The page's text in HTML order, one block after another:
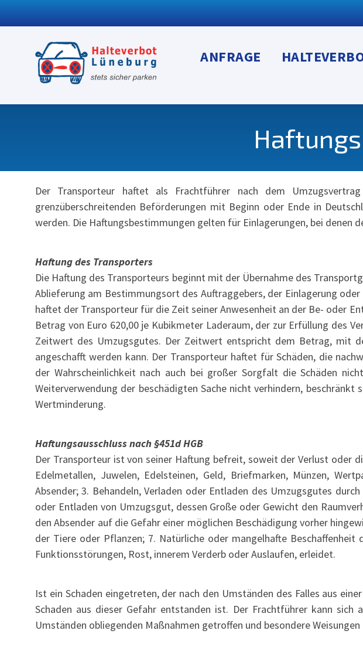
ANFRAGE
Der Transporteur haftet als Frachtführer nach dem
grenzüberschreitenden Beförderungen mit Beginn oder Ende in
werden. Die Haftungsbestimmungen gelten für Einlagerungen, bei denen
Haftung des Transporters
Die Haftung des Transporteurs beginnt mit der Übernahme des
Ablieferung am Bestimmungsort des Auftraggebers, der Einlagerung
haftet der Transporteur für die Zeit seiner Anwesenheit an der Be- oder
Betrag von Euro 620,00 je Kubikmeter Laderaum, der zur Erfüllung des
Zeitwert des Umzugsgutes. Der Zeitwert entspricht dem Betrag, mit
angeschafft werden kann. Der Transporteur haftet für Schäden, die
der Wahrscheinlichkeit nach auch bei großer Sorgfalt die Schäden
Weiterverwendung der beschädigten Sache nicht verhindern,
Wertminderung.
Haftungsausschluss nach §451d HGB
Der Transporteur ist von seiner Haftung befreit, soweit der Verlust oder
Edelmetallen, Juwelen, Edelsteinen, Geld, Briefmarken, Münzen,
Absender; 3. Behandeln, Verladen oder Entladen des Umzugsgutes
oder Entladen von Umzugsgut, dessen Große oder Gewicht den
den Absender auf die Gefahr einer möglichen Beschädigung vorher
der Tiere oder Pflanzen; 7. Natürliche oder mangelhafte
Funktionsstörungen, Rost, innerem Verderb oder Auslaufen, erleidet.
Ist ein Schaden eingetreten, der nach den Umständen des Falles aus
Schaden aus dieser Gefahr entstanden ist. Der Frachtführer kann
Umständen obliegenden Maßnahmen getroffen und besondere